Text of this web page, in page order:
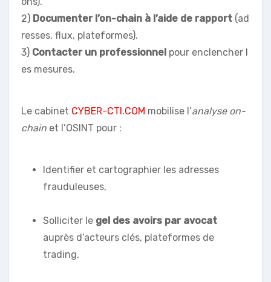
2) Documenter l’on-chain à l’aide de rapport (ad
resses, flux, plateformes).
3) Contacter un professionnel pour enclencher l
es mesures.
Le cabinet CYBER-CTI.COM mobilise l’analyse on-
chain et l’OSINT pour :
Identifier et cartographier les adresses
frauduleuses,
Solliciter le gel des avoirs par avocat
auprès d’acteurs clés, plateformes de
trading,